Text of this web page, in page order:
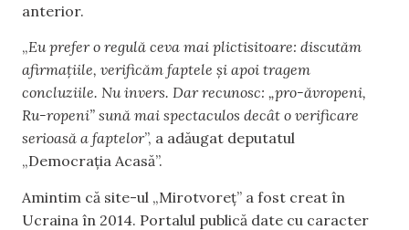
anterior.
„Eu prefer o regulă ceva mai plictisitoare: discutăm
afirmațiile, verificăm faptele și apoi tragem
concluziile. Nu invers. Dar recunosc: „pro-ăvropeni,
Ru-ropeni” sună mai spectaculos decât o verificare
serioasă a faptelor”, a adăugat deputatul
„Democrația Acasă”.
Amintim că site-ul „Mirotvoreț” a fost creat în
Ucraina în 2014. Portalul publică date cu caracter